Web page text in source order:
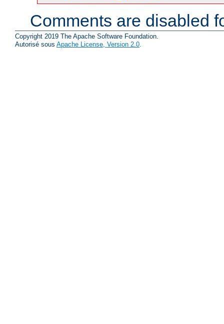
Comments are disabled
Copyright 2019 The Apache Software Foundation.
Autorisé sous Apache License, Version 2.0